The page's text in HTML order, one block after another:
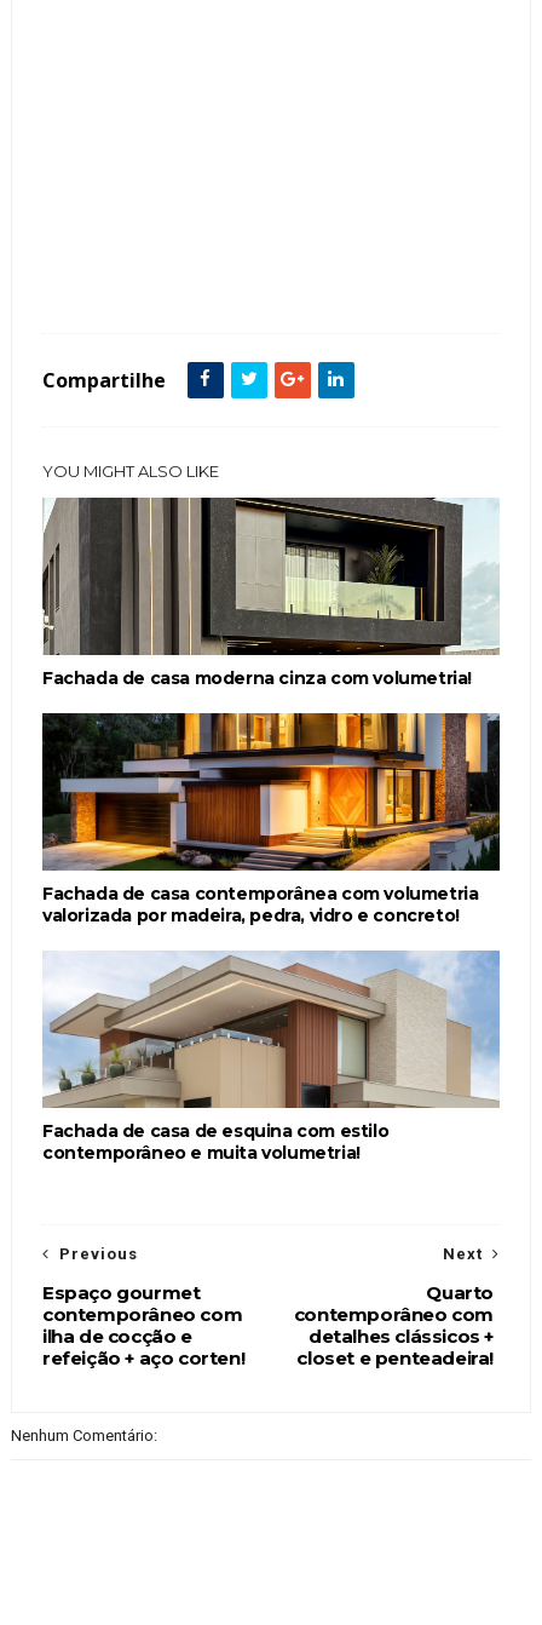
Compartilhe
YOU MIGHT ALSO LIKE
Fachada de casa moderna cinza com volumetria!
Fachada de casa contemporânea com volumetria
valorizada por madeira, pedra, vidro e concreto!
Fachada de casa de esquina com estilo
contemporâneo e muita volumetria!
Next
Quarto
contemporâneo com
detalhes clássicos +
closet e penteadeira!
Previous
Espaço gourmet
contemporâneo com
ilha de cocção e
refeição + aço corten!
Nenhum Comentário: